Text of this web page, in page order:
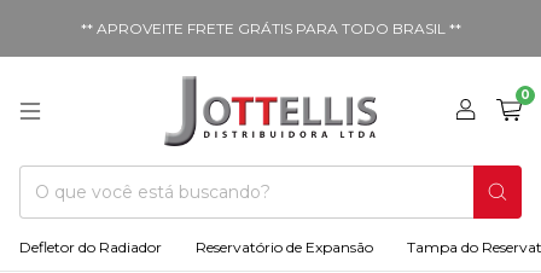
** APROVEITE FRETE GRÁTIS PARA TODO BRASIL **
0
Defletor do Radiador Reservatório de Expansão Tampa do